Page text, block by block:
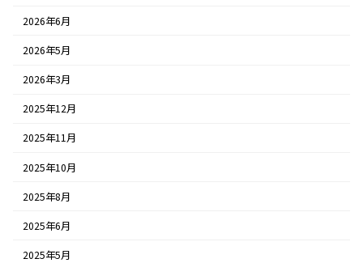
2026年6月
2026年5月
2026年3月
2025年12月
2025年11月
2025年10月
2025年8月
2025年6月
2025年5月